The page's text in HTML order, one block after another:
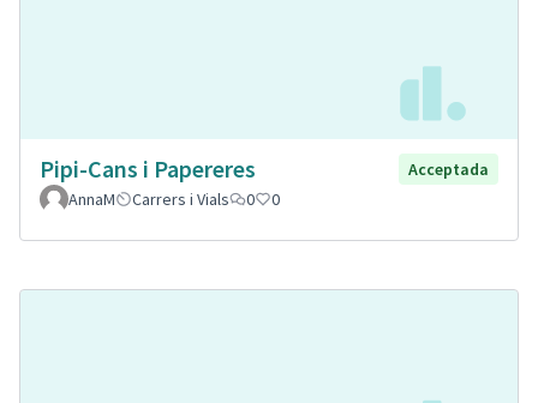
Pipi-Cans i Papereres
Acceptada
AnnaM
Carrers i Vials 0 0